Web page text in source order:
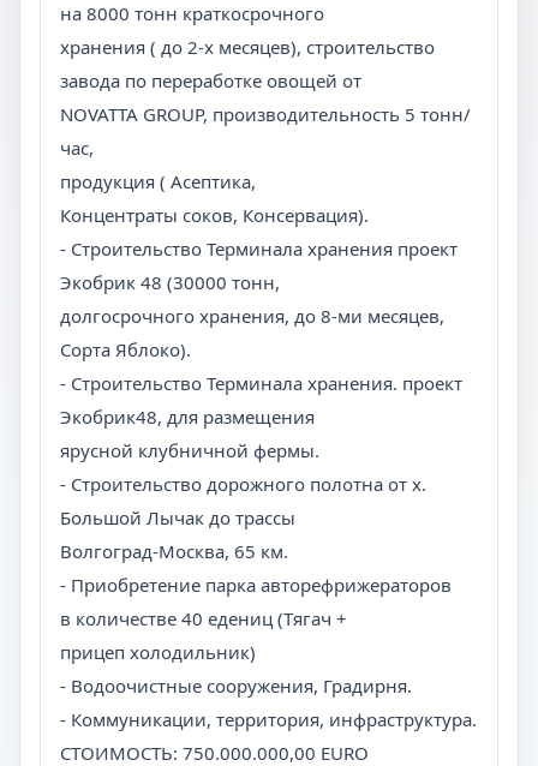
на 8000 тонн краткосрочного
хранения ( до 2-х месяцев), строительство
завода по переработке овощей от
NOVATTA GROUP, производительность 5 тонн/
час,
продукция ( Асептика,
Концентраты соков, Консервация).
- Строительство Терминала хранения проект
Экобрик 48 (30000 тонн,
долгосрочного хранения, до 8-ми месяцев,
Сорта Яблоко).
- Строительство Терминала хранения. проект
Экобрик48, для размещения
ярусной клубничной фермы.
- Строительство дорожного полотна от х.
Большой Лычак до трассы
Волгоград-Москва, 65 км.
- Приобретение парка авторефрижераторов
в количестве 40 едениц (Тягач +
прицеп холодильник)
- Водоочистные сооружения, Градирня.
- Коммуникации, территория, инфраструктура.
СТОИМОСТЬ: 750.000.000,00 EURO